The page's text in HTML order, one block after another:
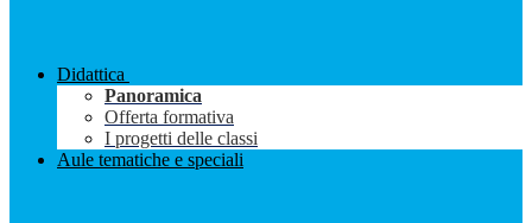
Didattica
Panoramica
Offerta formativa
I progetti delle classi
Aule tematiche e speciali